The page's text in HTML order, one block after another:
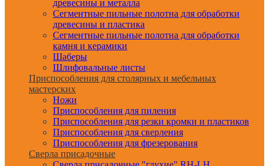
древесины и металла
Сегментные пильные полотна для обработки
древесины и пластика
Сегментные пильные полотна для обработки
камня и керамики
Шаберы
Шлифовальные листы
Приспособления для столярных и мебельных
мастерских
Ножи
Приспособления для пиления
Приспособления для резки кромки и пластиков
Приспособления для сверления
Приспособления для фрезерования
Сверла присадочные